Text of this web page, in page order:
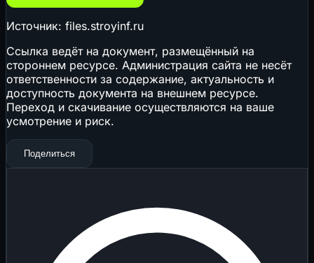
Источник: files.stroyinf.ru
Ссылка ведёт на документ, размещённый на
стороннем ресурсе. Администрация сайта не несёт
ответственности за содержание, актуальность и
доступность документа на внешнем ресурсе.
Переход и скачивание осуществляются на ваше
усмотрение и риск.
Поделиться